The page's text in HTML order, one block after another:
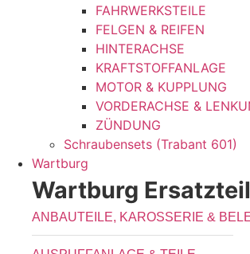
FAHRWERKSTEILE
FELGEN & REIFEN
HINTERACHSE
KRAFTSTOFFANLAGE
MOTOR & KUPPLUNG
VORDERACHSE &
ZÜNDUNG
Schraubensets (Trabant 601)
Wartburg
Wartburg
ANBAUTEILE, KAROSSERIE &